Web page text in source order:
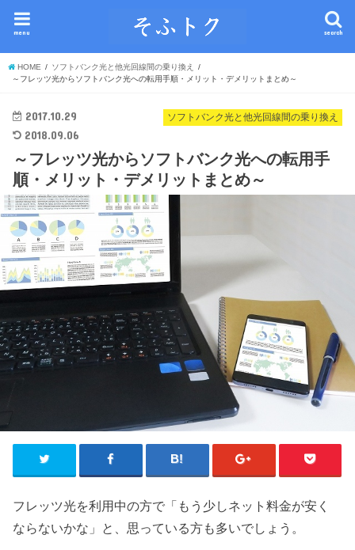
search
menu
HOME
ソフトバンク光と他光回線間の乗り換え
～フレッツ光からソフトバンク光への転用手順・メリット・デメリットまとめ～
ソフトバンク光と他光回線間の乗り換え
2017.10.29
2018.09.06
～フレッツ光からソフトバンク光への転用手
順・メリット・デメリットまとめ～
フレッツ光を利用中の方で「もう少しネット料金が安く
ならないかな」と、思っている方も多いでしょう。